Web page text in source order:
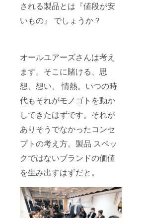
される製品とは『値段が安
いもの』 でしょうか？
オールユアーズさんは考え
ます。そこに賭ける、思
想、想い、 情熱。いつの時
代もそれがモノゴトを動か
してきたはずです。それが
ありそうでなかったコンセ
プトの考え方。製品 スペッ
クではないブランドの価値
を生み出すはずだと。